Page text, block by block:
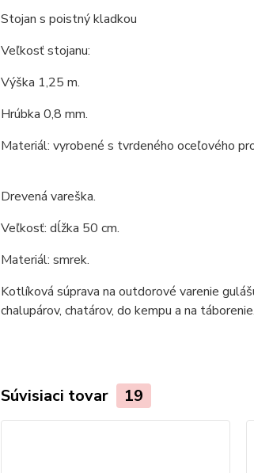
Stojan s poistný kladkou
Veľkosť stojanu:
Výška 1,25 m.
Hrúbka 0,8 mm.
Materiál: vyrobené s tvrdeného oceľového
Drevená vareška.
Veľkosť: dĺžka 50 cm.
Materiál: smrek.
Kotlíková súprava na outdorové varenie
chalupárov, chatárov, do kempu a na táborenie.
Súvisiaci tovar 19